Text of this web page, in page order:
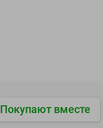
Покупают вместе